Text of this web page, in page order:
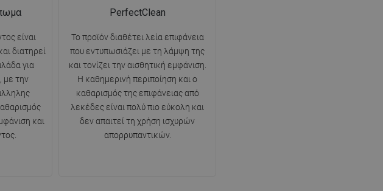
είναι
διατηρεί
για
με την
και
PerfectClean
Το προϊόν διαθέτει λεία επιφάνεια
που εντυπωσιάζει με τη λάμψη της
και τονίζει την αισθητική εμφάνιση.
Η καθημερινή περιποίηση και ο
καθαρισμός της επιφάνειας από
λεκέδες είναι πολύ πιο εύκολη και
δεν απαιτεί τη χρήση ισχυρών
απορρυπαντικών.